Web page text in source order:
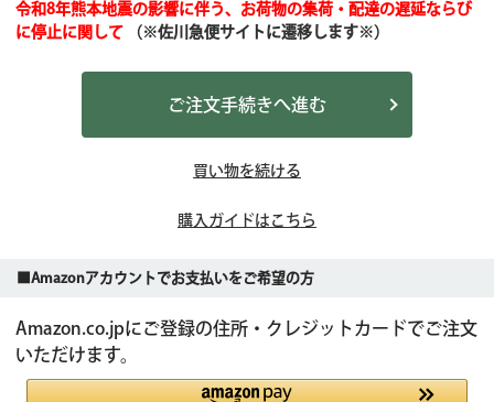
令和8年熊本地震の影響に伴う、お荷物の集荷・配達の遅延ならび
に停止に関して（※佐川急便サイトに遷移します※）
ご注文手続きへ進む
買い物を続ける
購入ガイドはこちら
■Amazonアカウントでお支払いをご希望の方
Amazon.co.jpにご登録の住所・クレジットカードでご注文
いただけます。